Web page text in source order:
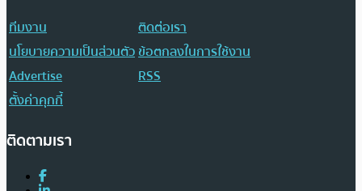
ทีมงาน
ติดต่อเรา
นโยบายความเป็นส่วนตัวข้อตกลงในการใช้งาน
Advertise
RSS
ตั้งค่าคุกกี้
ติดตามเรา